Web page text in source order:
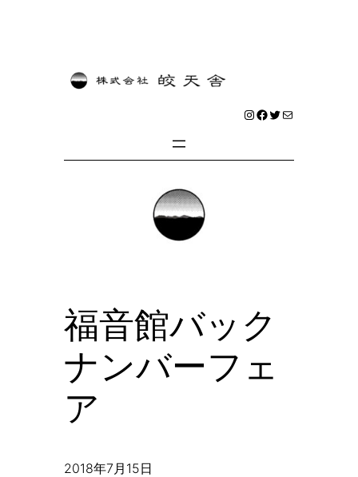
Instagram
Facebook
Twitter
メール
福音館バック
ナンバーフェ
ア
2018年7月15日